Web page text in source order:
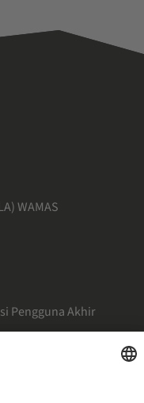
WAMAS
Pengguna Akhir